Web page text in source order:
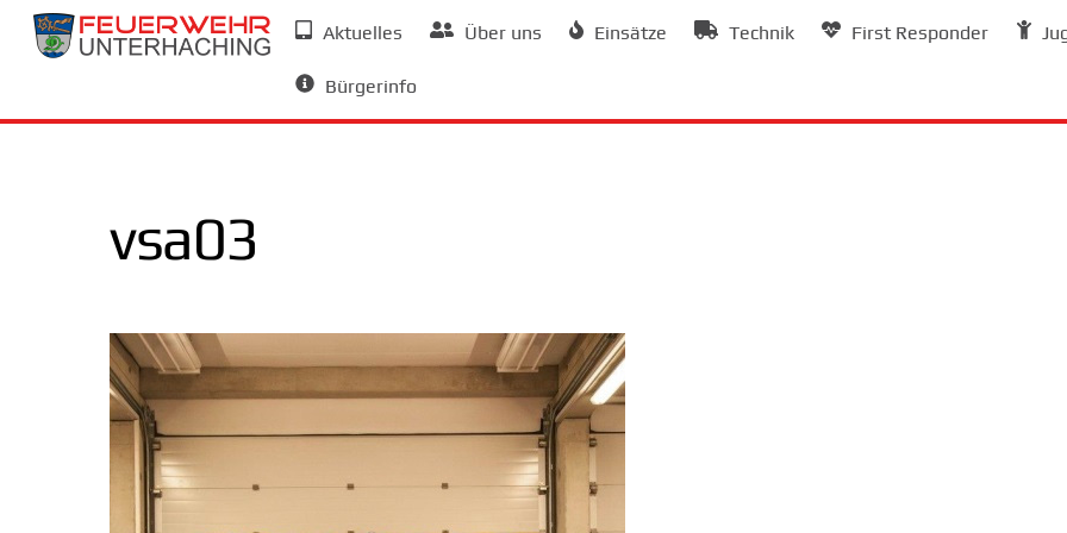
Skip
Aktuelles Über uns Einsätze Technik First Responder
Bürgerinfo
vsa03